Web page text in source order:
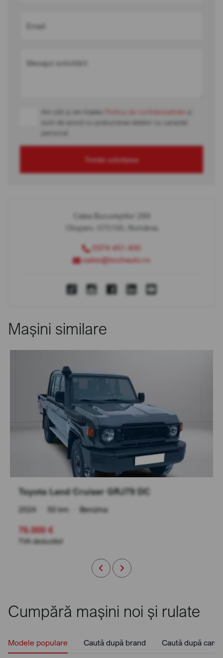
Email
Mesajul solicitării
Am citit și am înțeles Politica de confidențialitate
sunt de acord cu prelucrarea datelor cu caracter
personal
Trimite solicitarea
Calea Bucureștilor 289
Otopeni, 075100, România
0374 451 400
sales@bcchauto.ro
Mașini similare
Toyota Land Cruiser GRJ79 DC
2024 50 km Benzina
76.000 €
TVA deductibil
Cumpără mașini noi și rulate
Modele populare Caută după brand Caută după